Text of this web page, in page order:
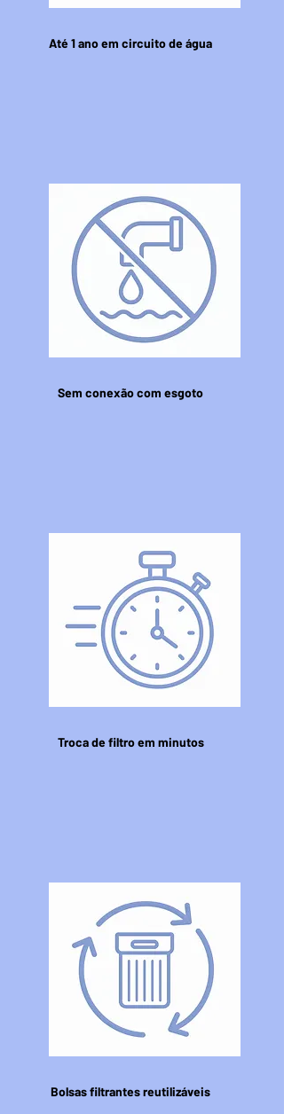
Até 1 ano em circuito de água
Sem conexão com esgoto
Troca de filtro em minutos
Bolsas filtrantes reutilizáveis